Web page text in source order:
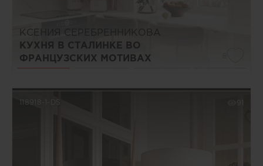
КСЕНИЯ СЕРЕБРЕННИКОВА
КУХНЯ В СТАЛИНКЕ ВО
ФРАНЦУЗСКИХ МОТИВАХ
118918-1-DS